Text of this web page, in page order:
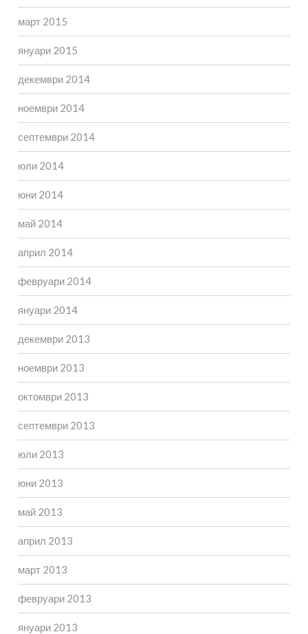
март 2015
януари 2015
декември 2014
ноември 2014
септември 2014
юли 2014
юни 2014
май 2014
април 2014
февруари 2014
януари 2014
декември 2013
ноември 2013
октомври 2013
септември 2013
юли 2013
юни 2013
май 2013
април 2013
март 2013
февруари 2013
януари 2013